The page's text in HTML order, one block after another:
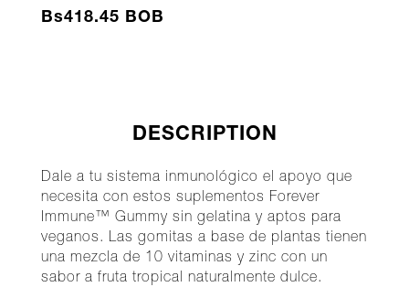
Bs418.45 BOB
DESCRIPTION
Dale a tu sistema inmunológico el apoyo que
necesita con estos suplementos Forever
Immune™ Gummy sin gelatina y aptos para
veganos. Las gomitas a base de plantas tienen
una mezcla de 10 vitaminas y zinc con un
sabor a fruta tropical naturalmente dulce.